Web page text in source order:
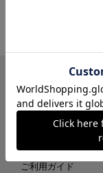
LINE
ご利用ガイド